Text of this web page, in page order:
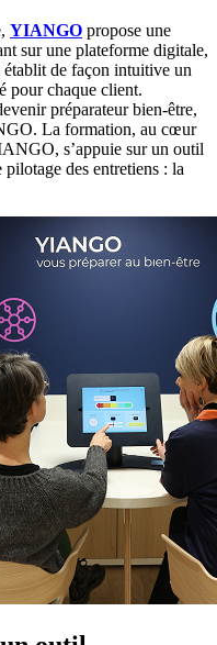
YIANGO propose une
sur une plateforme digitale,
établit de façon intuitive un
pour chaque client.
préparateur bien-être,
La formation, au cœur
s’appuie sur un outil
des entretiens : la